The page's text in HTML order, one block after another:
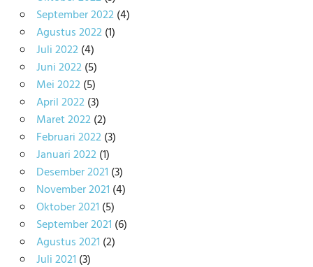
September 2022(4)
Agustus 2022(1)
Juli 2022(4)
Juni 2022(5)
Mei 2022(5)
April 2022(3)
Maret 2022(2)
Februari 2022(3)
Januari 2022(1)
Desember 2021 (3)
November 2021 (4)
Oktober 2021 (5)
September 2021 (6)
Agustus 2021 (2)
Juli 2021 (3)